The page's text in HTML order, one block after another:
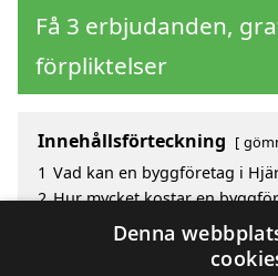
Få 3 erbjudanden,
förpliktelser
Innehållsförteckning
1 Vad kan en byggföretag i
2 Hur mycket kostar en
Fördelar med att välja
Sök efter en skicklig
Denna